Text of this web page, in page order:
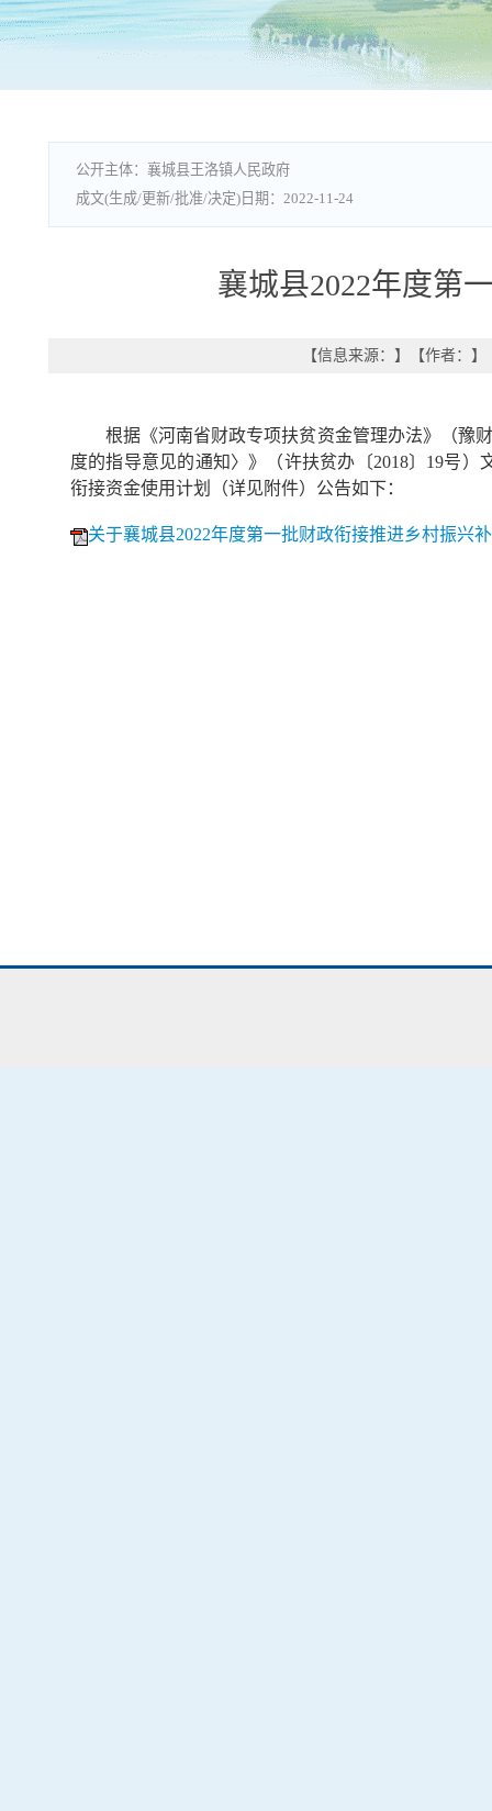
襄城县王洛镇人民政府
2022-11-24
襄城县2022年度第
【信息来源： 】 【作者： 】
根据《河南省财政专项扶贫资金管理办法》（豫
度的指导意见的通知〉》（许扶贫办〔2018〕19号
衔接资金使用计划（详见附件）公告如下：
关于襄城县2022年度第一批财政衔接推进乡村振兴